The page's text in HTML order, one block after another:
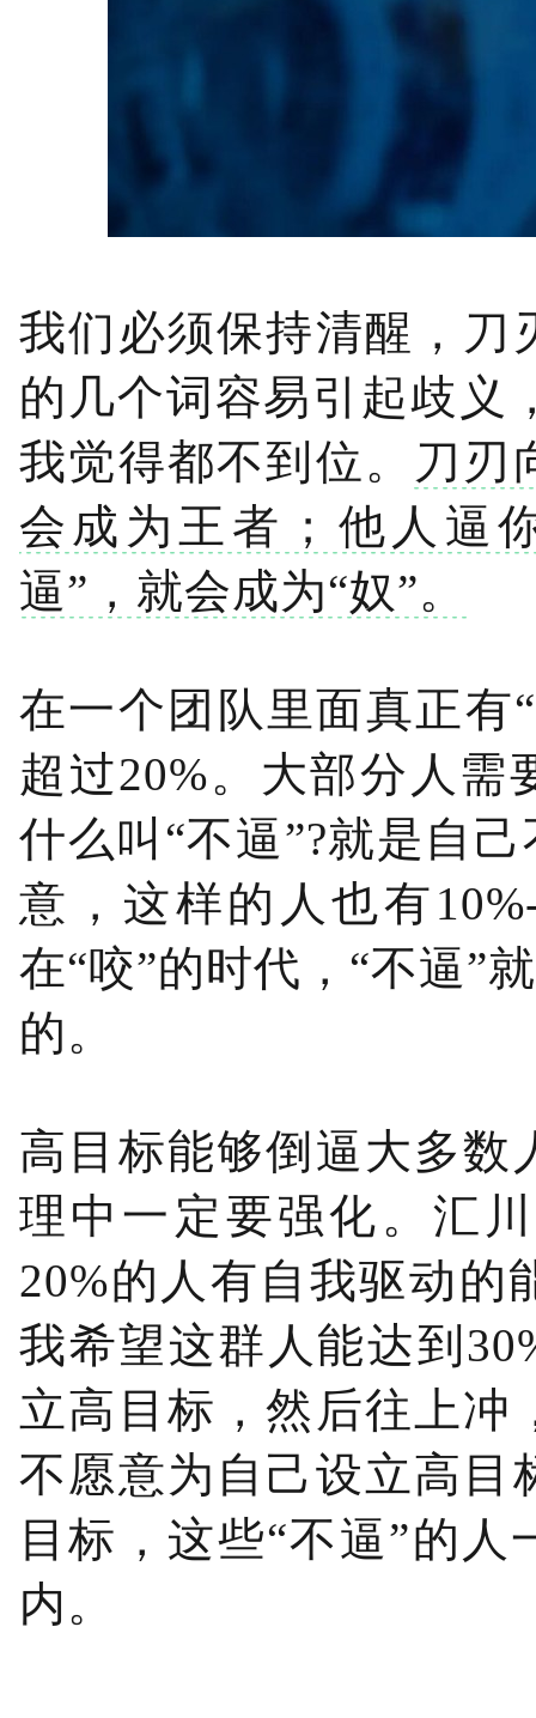
我们必须保持清醒，刀
的几个词容易引起歧义
我觉得都不到位。 刀刃
会成为王者；他人逼
逼”，就会成为“奴”。
在一个团队里面真正有
超过20%。大部分人需
什么叫“不逼”?就是自
意，这样的人也有
在“咬”的时代，“不逼”
的。
高目标能够倒逼大多数
理中一定要强化。汇
20%的人有自我驱动的
我希望这群人能达到
立高目标，然后往上冲
不愿意为自己设立高目
目标，这些“不逼”的
内。